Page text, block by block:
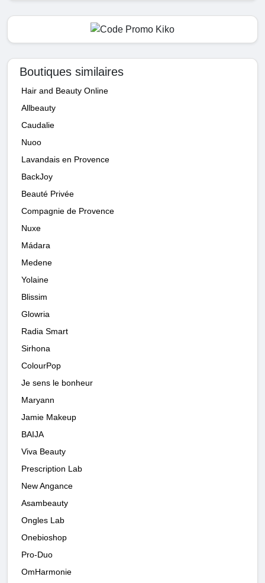
Boutiques similaires
Hair and Beauty Online
Allbeauty
Caudalie
Nuoo
Lavandais en Provence
BackJoy
Beauté Privée
Compagnie de Provence
Nuxe
Mádara
Medene
Yolaine
Blissim
Glowria
Radia Smart
Sirhona
ColourPop
Je sens le bonheur
Maryann
Jamie Makeup
BAIJA
Viva Beauty
Prescription Lab
New Angance
Asambeauty
Ongles Lab
Onebioshop
Pro-Duo
OmHarmonie